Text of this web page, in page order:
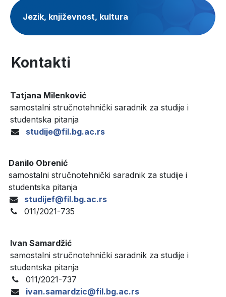
Jezik, književnost, kultura
Kontakti
Tatjana Milenković
samostalni stručnotehnički saradnik za studije i
studentska pitanja
studije@fil.bg.ac.rs
Danilo Obrenić
samostalni stručnotehnički saradnik za studije i
studentska pitanja
studijef@fil.bg.ac.rs
011/2021-735
Ivan Samardžić
samostalni stručnotehnički saradnik za studije i
studentska pitanja
011/2021-737
ivan.samardzic@fil.bg.ac.rs